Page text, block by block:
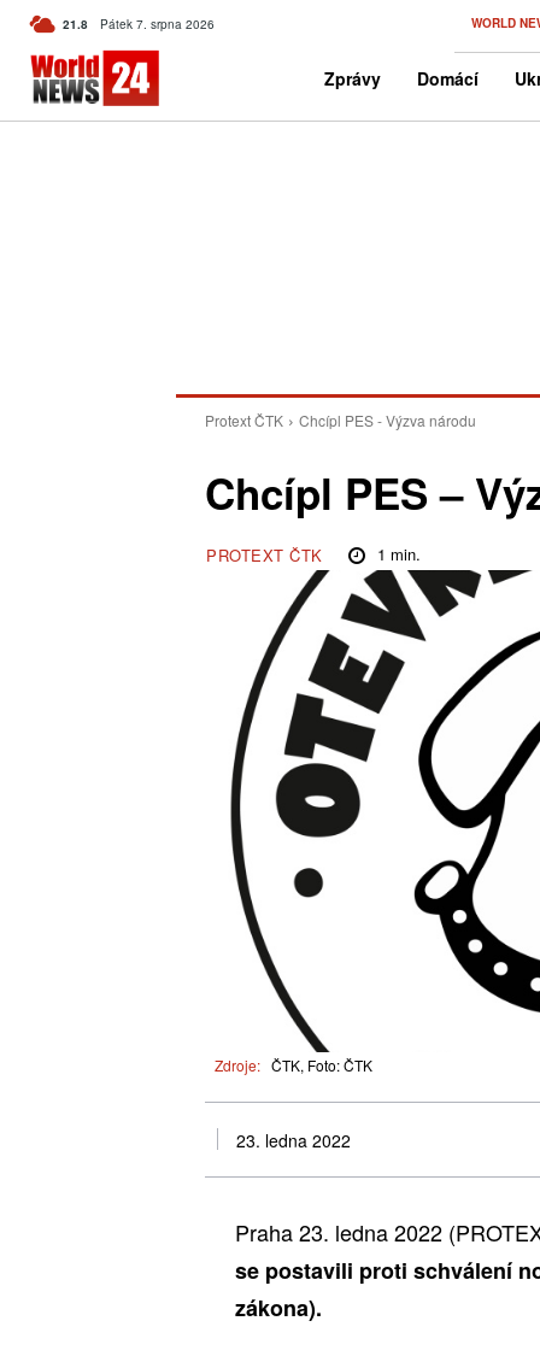
21.8 C Czech
Pátek 7. srpna 2026 WORLD
Zprávy Domácí
Protext ČTK Chcípl PES - Výzva národu
Chcípl PES –
PROTEXT ČTK 1 min.
Zdroje: ČTK, Foto: ČTK
23. ledna 2022
Praha 23. ledna 2022
se postavili proti schválení
zákona).